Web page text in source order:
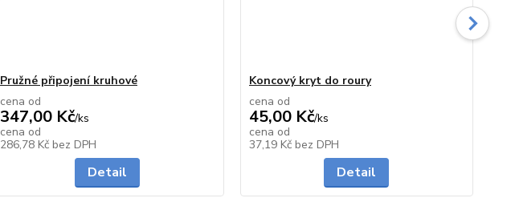
Pružné připojení kruhové
cena od
347,00 Kč/ks
cena od
286,78 Kč bez DPH
Detail
Koncový kryt do roury
cena od
45,00 Kč/ks
cena od
37,19 Kč bez DPH
Detail